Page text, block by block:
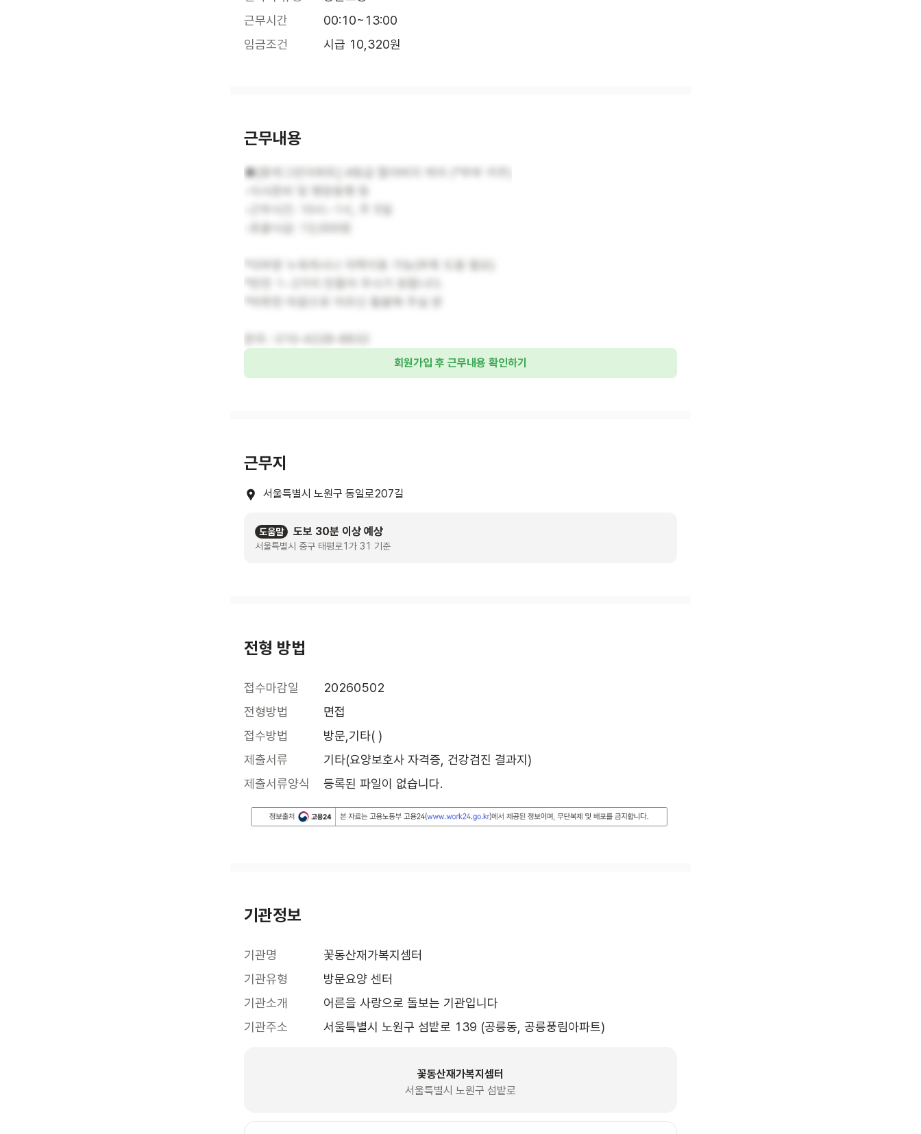
근무시간
00:10~13:00
임금조건
시급 10,320원
근무내용
◆[중계그린아파트] 4등급 할아버지 케어 (*부부 거주)
*따뜻한 마음으로 어르신 돌봄해 주실 분
회원가입 후 근무내용 확인하기
근무지
서울특별시 노원구 동일로207길
도움말 도보 30분 이상 예상
서울특별시 중구 태평로1가 31 기준
전형 방법
접수마감일
20260502
전형방법
면접
접수방법
방문,기타( )
제출서류
기타(요양보호사 자격증, 건강검진 결과지)
제출서류양식
등록된 파일이 없습니다.
기관정보
기관명
꽃동산재가복지셈터
기관유형
방문요양 센터
기관소개
어른을 사랑으로 돌보는 기관입니다
기관주소
서울특별시 노원구 섬밭로 139 (공릉동, 공릉풍림아파트)
꽃동산재가복지셈터
서울특별시 노원구 섬밭로